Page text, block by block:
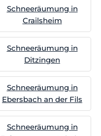
Schneeräumung in
Crailsheim
Schneeräumung in
Ditzingen
Schneeräumung in
Ebersbach an der Fils
Schneeräumung in